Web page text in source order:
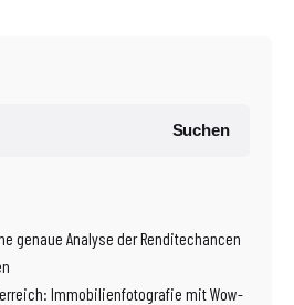
Suchen
genaue Analyse der Renditechancen
Immobilienfotografie mit Wow-